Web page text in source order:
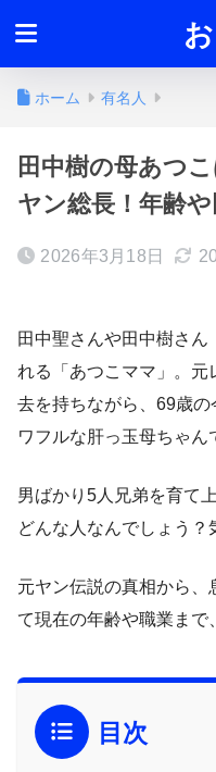
ホーム 有名人
田中樹の母あつ
ヤン総長！年齢
2026年3月18日
田中聖さんや田中樹さ
れる「あつこママ」。元
去を持ちながら、69歳
ワフルな肝っ玉母ちゃん
男ばかり5人兄弟を育て
どんな人なんでしょう？
元ヤン伝説の真相から、
て現在の年齢や職業まで
目次